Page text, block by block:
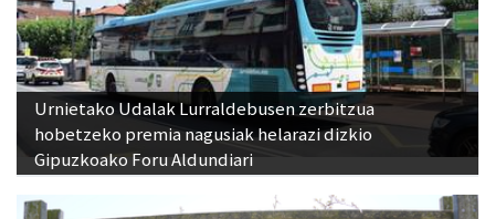
Urnietako Udalak Lurraldebusen zerbitzua
hobetzeko premia nagusiak helarazi dizkio
Gipuzkoako Foru Aldundiari